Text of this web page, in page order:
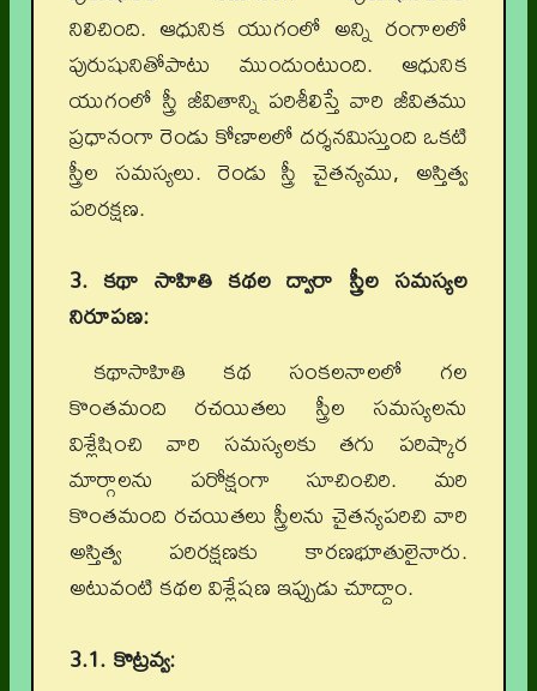
నిలిచింది. ఆధునిక యుగంలో అన్ని రంగాలలో
పురుషునితోపాటు ముందుంటుంది. ఆధునిక
యుగంలో స్త్రీ జీవితాన్ని పరిశీలిస్తే వారి జీవితము
ప్రధానంగా రెండు కోణాలలో దర్శనమిస్తుంది ఒకటి
స్త్రీల సమస్యలు. రెండు స్త్రీ చైతన్యము, అస్తిత్వ
పరిరక్షణ.
3. కథా సాహితి కథల ద్వారా స్త్రీల సమస్యల
నిరూపణ:
కథాసాహితి కథ సంకలనాలలో గల
కొంతమంది రచయితలు స్త్రీల సమస్యలను
విశ్లేషించి వారి సమస్యలకు తగు పరిష్కార
మార్గాలను పరోక్షంగా సూచించిరి. మరి
కొంతమంది రచయితలు స్త్రీలను చైతన్యపరిచి వారి
అస్తిత్వ పరిరక్షణకు కారణభూతులైనారు.
అటువంటి కథల విశ్లేషణ ఇప్పుడు చూద్దాం.
3.1.కొట్రవ్వ: